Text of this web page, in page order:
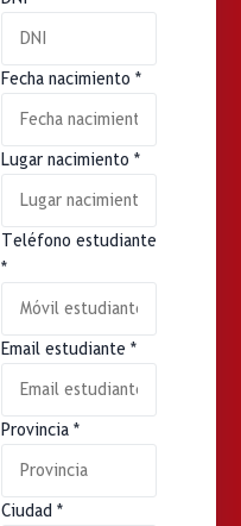
Fecha nacimiento *
Lugar nacimiento *
Teléfono estudiante
*
Email estudiante *
Provincia *
Ciudad *